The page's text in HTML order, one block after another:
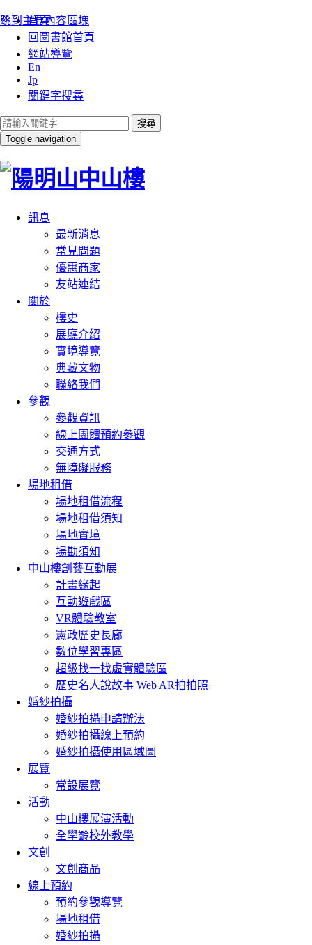
跳到主要內容區塊
:::
首頁
回圖書館首頁
網站導覽
En
Jp
關鍵字搜尋
搜尋
Toggle navigation
訊息
最新消息
常見問題
優惠商家
友站連結
關於
樓史
展廳介紹
實境導覽
典藏文物
聯絡我們
參觀
參觀資訊
線上團體預約參觀
交通方式
無障礙服務
場地租借
場地租借流程
場地租借須知
場地實境
場勘須知
中山樓創藝互動展
計畫緣起
互動遊戲區
VR體驗教室
憲政歷史長廊
數位學習專區
超級找一找虛實體驗區
歷史名人說故事 Web AR拍拍照
婚紗拍攝
婚紗拍攝申請辦法
婚紗拍攝線上預約
婚紗拍攝使用區域圖
展覽
常設展覽
活動
中山樓展演活動
全學齡校外教學
文創
文創商品
線上預約
預約參觀導覽
場地租借
婚紗拍攝